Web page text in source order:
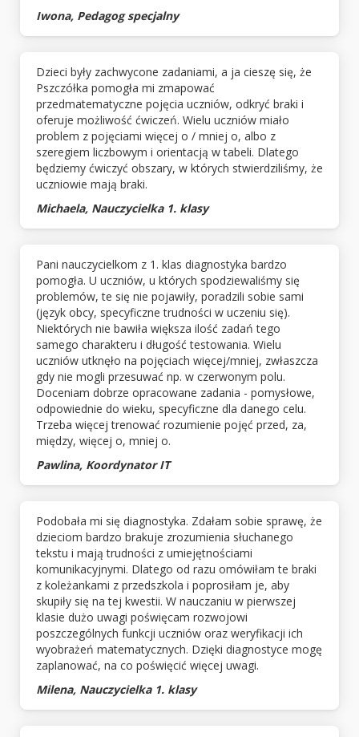
Iwona, Pedagog specjalny
Dzieci były zachwycone zadaniami, a ja cieszę się, że
Pszczółka pomogła mi zmapować
przedmatematyczne pojęcia uczniów, odkryć braki i
oferuje możliwość ćwiczeń. Wielu uczniów miało
problem z pojęciami więcej o / mniej o, albo z
szeregiem liczbowym i orientacją w tabeli. Dlatego
będziemy ćwiczyć obszary, w których stwierdziliśmy, że
uczniowie mają braki.
Michaela, Nauczycielka 1. klasy
Pani nauczycielkom z 1. klas diagnostyka bardzo
pomogła. U uczniów, u których spodziewaliśmy się
problemów, te się nie pojawiły, poradzili sobie sami
(język obcy, specyficzne trudności w uczeniu się).
Niektórych nie bawiła większa ilość zadań tego
samego charakteru i długość testowania. Wielu
uczniów utknęło na pojęciach więcej/mniej, zwłaszcza
gdy nie mogli przesuwać np. w czerwonym polu.
Doceniam dobrze opracowane zadania - pomysłowe,
odpowiednie do wieku, specyficzne dla danego celu.
Trzeba więcej trenować rozumienie pojęć przed, za,
między, więcej o, mniej o.
Pawlina, Koordynator IT
Podobała mi się diagnostyka. Zdałam sobie sprawę, że
dzieciom bardzo brakuje zrozumienia słuchanego
tekstu i mają trudności z umiejętnościami
komunikacyjnymi. Dlatego od razu omówiłam te braki
z koleżankami z przedszkola i poprosiłam je, aby
skupiły się na tej kwestii. W nauczaniu w pierwszej
klasie dużo uwagi poświęcam rozwojowi
poszczególnych funkcji uczniów oraz weryfikacji ich
wyobrażeń matematycznych. Dzięki diagnostyce mogę
zaplanować, na co poświęcić więcej uwagi.
Milena, Nauczycielka 1. klasy